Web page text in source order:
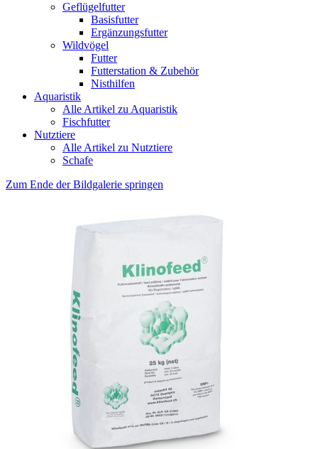
Geflügelfutter
Basisfutter
Ergänzungsfutter
Wildvögel
Futter
Futterstation & Zubehör
Nisthilfen
Aquaristik
Alle Artikel zu Aquaristik
Fischfutter
Nutztiere
Alle Artikel zu Nutztiere
Schafe
Zum Ende der Bildgalerie springen